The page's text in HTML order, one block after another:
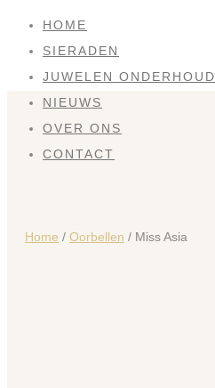
HOME
SIERADEN
JUWELEN ONDERHOUD
NIEUWS
OVER ONS
CONTACT
Home / Oorbellen / Miss Asia